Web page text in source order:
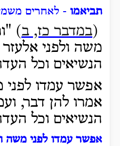
תביאמו - לאחרים
(במדבר כז, ב)
משה ולפני אלעזר
הנשיאים וכל
אפשר עמדו לפני
אמרו להן דבר,
הנשיאים וכל
אפשר עמדו לפני משה